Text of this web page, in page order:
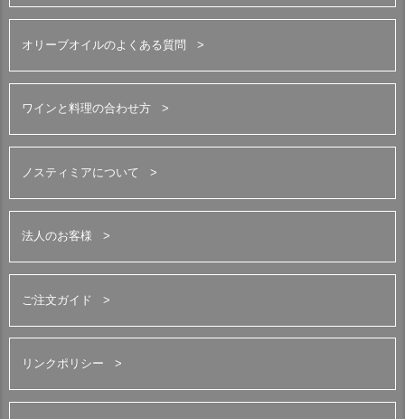
オリーブオイルのよくある質問
ワインと料理の合わせ方
ノスティミアについて
法人のお客様
ご注文ガイド
リンクポリシー